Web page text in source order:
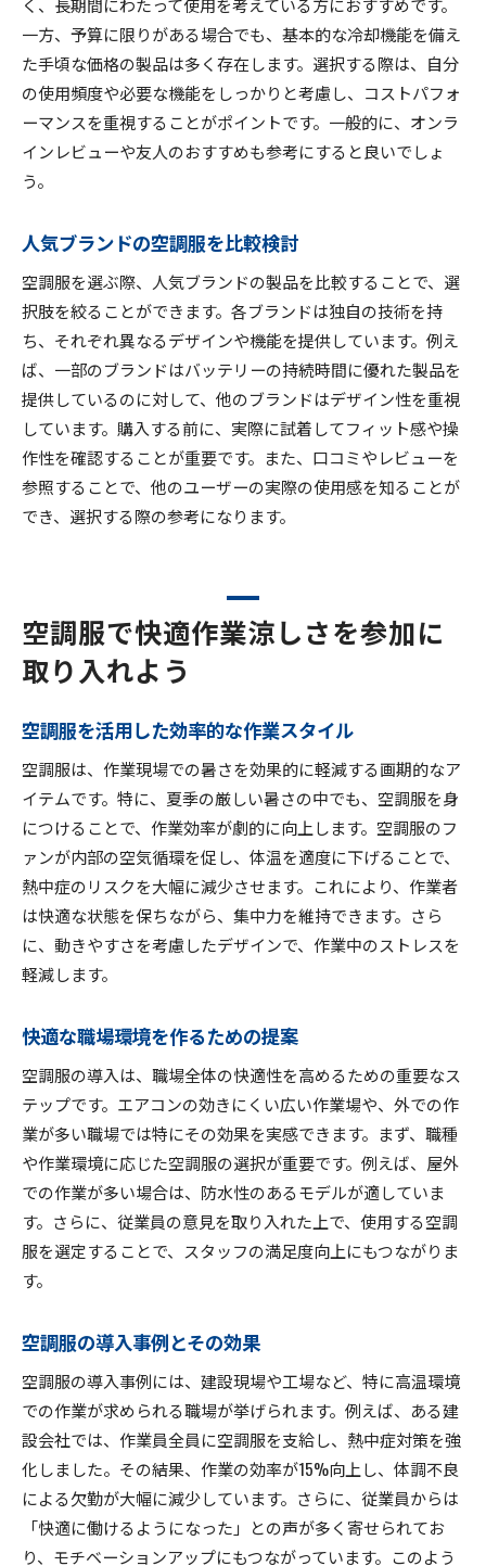
一方、予算に限りがある場合でも、基本的な冷却機能を備え
た手頃な価格の製品は多く存在します。選択する際は、自分
の使用頻度や必要な機能をしっかりと考慮し、コストパフォ
ーマンスを重視することがポイントです。一般的に、オンラ
インレビューや友人のおすすめも参考にすると良いでしょ
う。
人気ブランドの空調服を比較検討
空調服を選ぶ際、人気ブランドの製品を比較することで、選
択肢を絞ることができます。各ブランドは独自の技術を持
ち、それぞれ異なるデザインや機能を提供しています。例え
ば、一部のブランドはバッテリーの持続時間に優れた製品を
提供しているのに対して、他のブランドはデザイン性を重視
しています。購入する前に、実際に試着してフィット感や操
作性を確認することが重要です。また、口コミやレビューを
参照することで、他のユーザーの実際の使用感を知ることが
でき、選択する際の参考になります。
空調服で快適作業涼しさを参加に
取り入れよう
空調服を活用した効率的な作業スタイル
空調服は、作業現場での暑さを効果的に軽減する画期的なア
イテムです。特に、夏季の厳しい暑さの中でも、空調服を身
につけることで、作業効率が劇的に向上します。空調服のフ
ァンが内部の空気循環を促し、体温を適度に下げることで、
熱中症のリスクを大幅に減少させます。これにより、作業者
は快適な状態を保ちながら、集中力を維持できます。さら
に、動きやすさを考慮したデザインで、作業中のストレスを
軽減します。
快適な職場環境を作るための提案
空調服の導入は、職場全体の快適性を高めるための重要なス
テップです。エアコンの効きにくい広い作業場や、外での作
業が多い職場では特にその効果を実感できます。まず、職種
や作業環境に応じた空調服の選択が重要です。例えば、屋外
での作業が多い場合は、防水性のあるモデルが適していま
す。さらに、従業員の意見を取り入れた上で、使用する空調
服を選定することで、スタッフの満足度向上にもつながりま
す。
空調服の導入事例とその効果
空調服の導入事例には、建設現場や工場など、特に高温環境
での作業が求められる職場が挙げられます。例えば、ある建
設会社では、作業員全員に空調服を支給し、熱中症対策を強
化しました。その結果、作業の効率が15%向上し、体調不良
による欠勤が大幅に減少しています。さらに、従業員からは
「快適に働けるようになった」との声が多く寄せられてお
り、モチベーションアップにもつながっています。このよう